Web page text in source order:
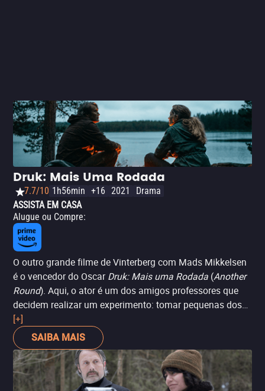
Druk: Mais Uma Rodada
7.7/10 1h56min +16 2021
Drama
ASSISTA EM CASA
Alugue ou Compre:
O outro grande filme de Vinterberg com Mads Mikkelsen
é o vencedor do Oscar Druk: Mais uma Rodada (Another
Round). Aqui, o ator é um dos amigos professores que
decidem realizar um experimento: tomar pequenas doses
de álcool esporadicamente para melhorar seu
desempenho e caráter. Isso desencadeia uma espiral
autodestrutiva que analisa questões como escapismo,
ego e masculinidade, e é impossível parar de assistir
graças à atuação carregada de tanto humor e tragédia
[+]
SAIBA MAIS